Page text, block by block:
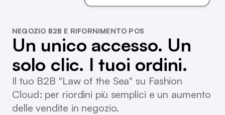
NEGOZIO B2B E RIFORNIMENTO POS
Un unico accesso. Un
solo clic. I tuoi ordini.
Il tuo B2B "Law of the Sea" su Fashion
Cloud: per riordini più semplici e un aumento
delle vendite in negozio.